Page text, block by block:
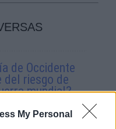
My Personal
de Occidente
del riesgo de
mundial?